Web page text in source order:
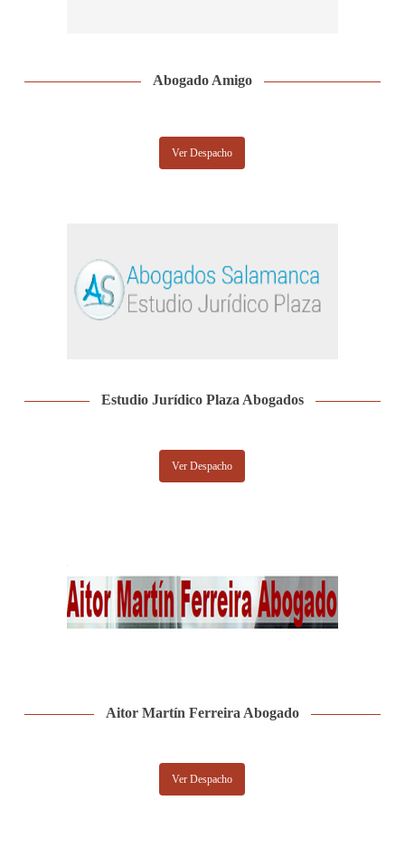
Abogado Amigo
Ver Despacho
Estudio Jurídico Plaza Abogados
Ver Despacho
Aitor Martín Ferreira Abogado
Ver Despacho